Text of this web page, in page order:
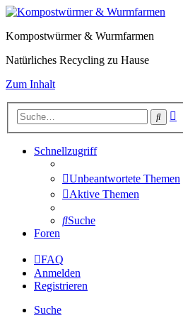
Kompostwürmer & Wurmfarmen
Natürliches Recycling zu Hause
Zum Inhalt
Suche
Schnellzugriff
Unbeantwortete Themen
Aktive Themen
Suche
Foren
FAQ
Anmelden
Registrieren
Suche